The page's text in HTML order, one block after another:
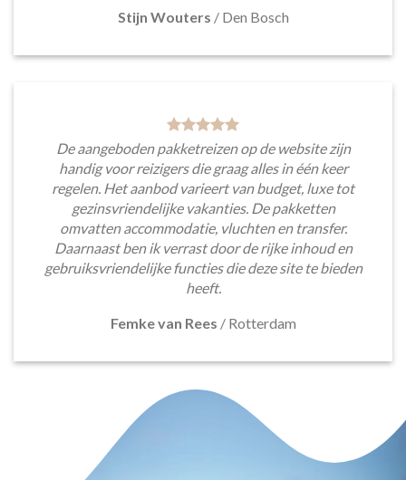
Stijn Wouters / Den Bosch
De aangeboden pakketreizen op de website zijn
handig voor reizigers die graag alles in één keer
regelen. Het aanbod varieert van budget, luxe tot
gezinsvriendelijke vakanties. De pakketten
omvatten accommodatie, vluchten en transfer.
Daarnaast ben ik verrast door de rijke inhoud en
gebruiksvriendelijke functies die deze site te bieden
heeft.
Femke van Rees / Rotterdam